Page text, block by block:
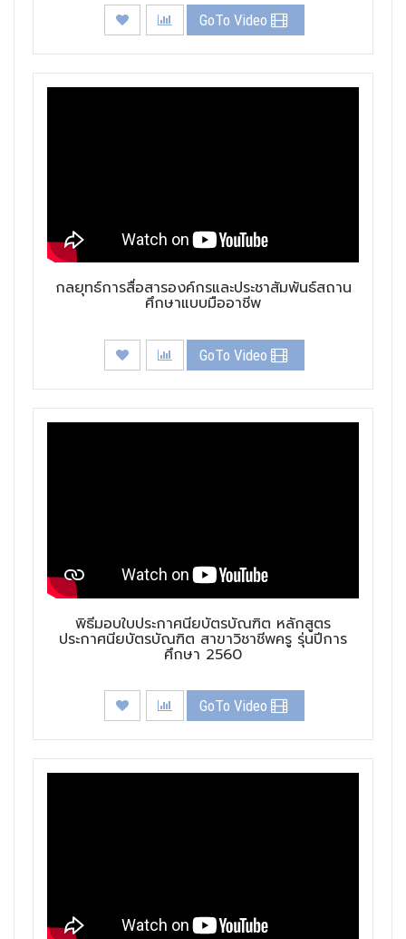
GoTo Video
กลยุทธ์การสื่อสารองค์กรและประชาสัมพันธ์สถาน
ศึกษาแบบมืออาชีพ
GoTo Video
พิธีมอบใบประกาศนียบัตรบัณฑิต หลักสูตร
ประกาศนียบัตรบัณฑิต สาขาวิชาชีพครู รุ่นปีการ
ศึกษา 2560
GoTo Video